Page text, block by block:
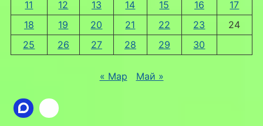
11
12 13 14 15 16
17
18
19 20 21 22 23
24
25
26 27 28 29 30
« Мар Май »